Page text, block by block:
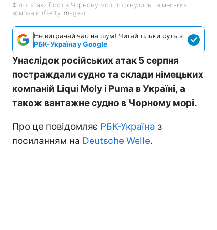
Фото: атаки Росії в Чорному морі торкнулись і німецьких
компаній (Getty Images)
Не витрачай час на шум! Читай тільки суть з
РБК-Україна у Google
Унаслідок російських атак 5 серпня
постраждали судно та склади німецьких
компаній Liqui Moly і Puma в Україні, а
також вантажне судно в Чорному морі.
Про це повідомляє РБК-Україна з
посиланням на Deutsche Welle.